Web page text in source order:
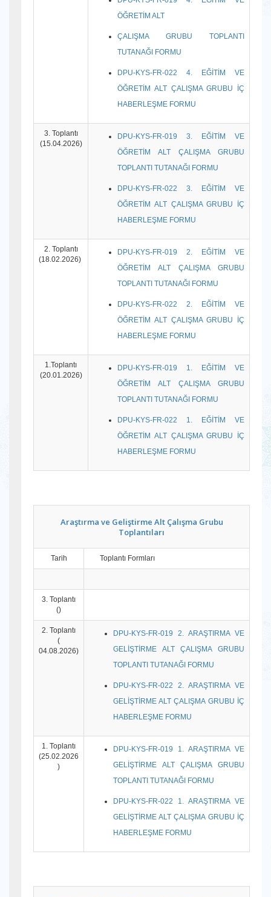
ÖĞRETİM ALT
ÇALIŞMA GRUBU TOPLANTI
TUTANAĞI FORMU
DPU-KYS-FR-022 4. EĞİTİM VE
ÖĞRETİM ALT ÇALIŞMA GRUBU İÇ
HABERLEŞME FORMU
3. Toplantı
(15.04.2026)
DPU-KYS-FR-019 3. EĞİTİM VE
ÖĞRETİM ALT ÇALIŞMA GRUBU
TOPLANTI TUTANAĞI FORMU
DPU-KYS-FR-022 3. EĞİTİM VE
ÖĞRETİM ALT ÇALIŞMA GRUBU İÇ
HABERLEŞME FORMU
2. Toplantı
(18.02.2026)
DPU-KYS-FR-019 2. EĞİTİM VE
ÖĞRETİM ALT ÇALIŞMA GRUBU
TOPLANTI TUTANAĞI FORMU
DPU-KYS-FR-022 2. EĞİTİM VE
ÖĞRETİM ALT ÇALIŞMA GRUBU İÇ
HABERLEŞME FORMU
1.Toplantı
(20.01.2026)
DPU-KYS-FR-019 1. EĞİTİM VE
ÖĞRETİM ALT ÇALIŞMA GRUBU
TOPLANTI TUTANAĞI FORMU
DPU-KYS-FR-022 1. EĞİTİM VE
ÖĞRETİM ALT ÇALIŞMA GRUBU İÇ
HABERLEŞME FORMU
Araştırma ve Geliştirme Alt Çalışma Grubu
Toplantıları
Tarih Toplantı Formları
3. Toplantı
()
2. Toplantı
(
04.08.2026)
DPU-KYS-FR-019 2. ARAŞTIRMA VE
GELİŞTİRME ALT ÇALIŞMA GRUBU
TOPLANTI TUTANAĞI FORMU
DPU-KYS-FR-022 2. ARAŞTIRMA VE
GELİŞTİRME ALT ÇALIŞMA GRUBU İÇ
HABERLEŞME FORMU
1. Toplantı
(25.02.2026
)
DPU-KYS-FR-019 1. ARAŞTIRMA VE
GELİŞTİRME ALT ÇALIŞMA GRUBU
TOPLANTI TUTANAĞI FORMU
DPU-KYS-FR-022 1. ARAŞTIRMA VE
GELİŞTİRME ALT ÇALIŞMA GRUBU İÇ
HABERLEŞME FORMU